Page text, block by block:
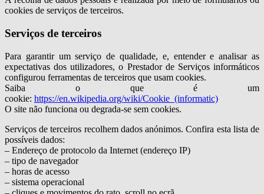
cookies de serviços de terceiros.
Serviços de terceiros
Para garantir um serviço de qualidade, e, entender e analisar as
expectativas dos utilizadores, o Prestador de Serviços informáticos
configurou ferramentas de terceiros que usam cookies.
Saiba o que é um
cookie: https://en.wikipedia.org/wiki/Cookie_(informatic)
O site não funciona ou degrada-se sem cookies.
Serviços de terceiros recolhem dados anónimos. Confira esta lista de
possíveis dados:
– Endereço de protocolo da Internet (endereço IP)
– tipo de navegador
– horas de acesso
– sistema operacional